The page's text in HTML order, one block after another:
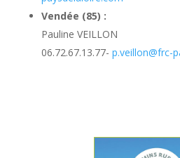
Vendée (85) :
Pauline VEILLON
06.72.67.13.77- p.veillon@frc-